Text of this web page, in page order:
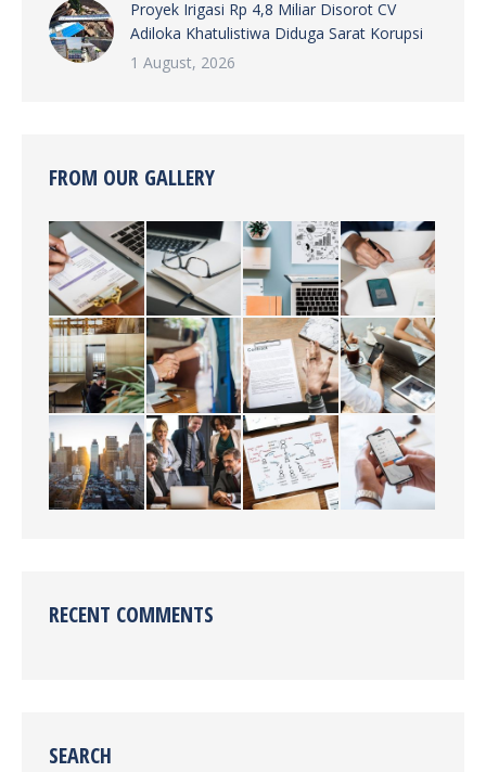
Proyek Irigasi Rp 4,8 Miliar Disorot CV
Adiloka Khatulistiwa Diduga Sarat Korupsi
1 August, 2026
FROM OUR GALLERY
RECENT COMMENTS
SEARCH